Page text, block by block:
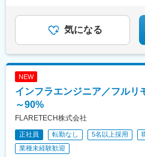
阪市北区梅田1丁目2-2 大阪駅
駅、前橋駅、太田駅(群馬県)、
駅、川口駅、川越駅、所沢駅、
駅、熊谷駅、浦和駅、新座駅、
都)、池袋駅、目黒駅、錦糸町
駅、立川駅、日本橋駅(東京都)
駅、国分寺駅、武蔵小金井駅、
水駅、東久留米駅、船橋駅、松
葉駅、流山おおたかの森駅、八
県)、愛宕駅(千葉県)、木更津駅
ア：月給274,000円→月給
代/iOSエンジニア：月給
円/月）・20代/Androidエンジ
374,000円（＋58,000円/月）
月給340,000円→月給418,000
気になる
NEW
インフラエンジニア／フルリ
～90%
FLARETECH株式会社
正社員 転勤なし 5名以上採用
業種未経験歓迎